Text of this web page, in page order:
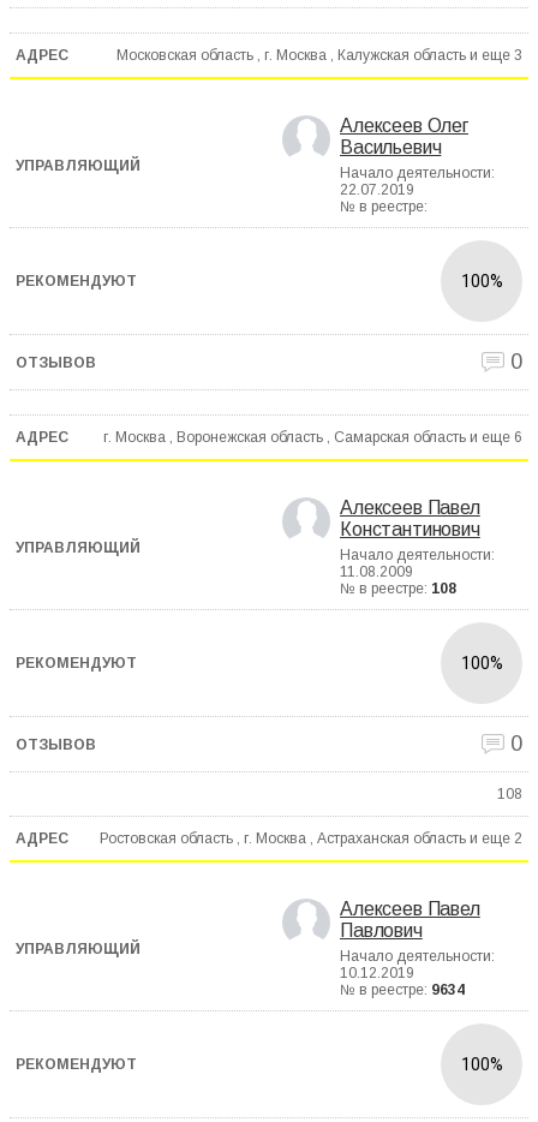
Московская область , г. Москва , Калужская область и еще 3
Алексеев Олег
Васильевич
Начало деятельности:
22.07.2019
№ в реестре:
100%
0
г. Москва , Воронежская область , Самарская область и еще 6
Алексеев Павел
Константинович
Начало деятельности:
11.08.2009
№ в реестре: 108
100%
0
108
Ростовская область , г. Москва , Астраханская область и еще 2
Алексеев Павел
Павлович
Начало деятельности:
10.12.2019
№ в реестре: 9634
100%